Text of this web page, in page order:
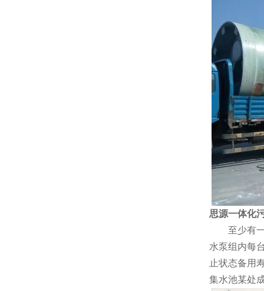
思源一体化
至少有一
水泵组内每
止状态备用
集水池某处